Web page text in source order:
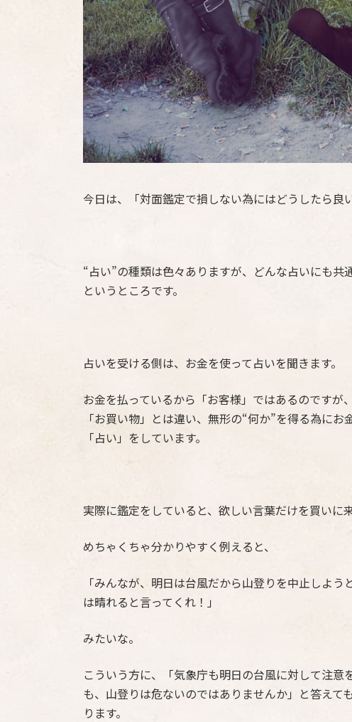
今日は、「対面鑑定で損しない為にはどうしたら良
“占い”の種類は色々ありますが、どんな占いにも
というところです。
占いを受ける側は、お金を使って占いを聞きます。
お金を払っているから「お客様」ではあるのですが
「お買い物」とは違い、無形の“何か”を得る為に
「占い」をしています。
実際に鑑定をしていると、欲しい言葉だけを買いに
めちゃくちゃ分かりやすく例えると、
「みんなが、明日は台風だから山登りを中止しよ
は晴れると言ってくれ！」
みたいな。
こういう方に、「気象庁も明日の台風に対して注
も、山登りは危ないのではありませんか」と答えて
ります。